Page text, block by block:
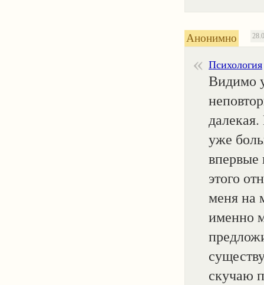
Анонимно
Психология
Видимо
уже
этого
меня на
именно
скучаю